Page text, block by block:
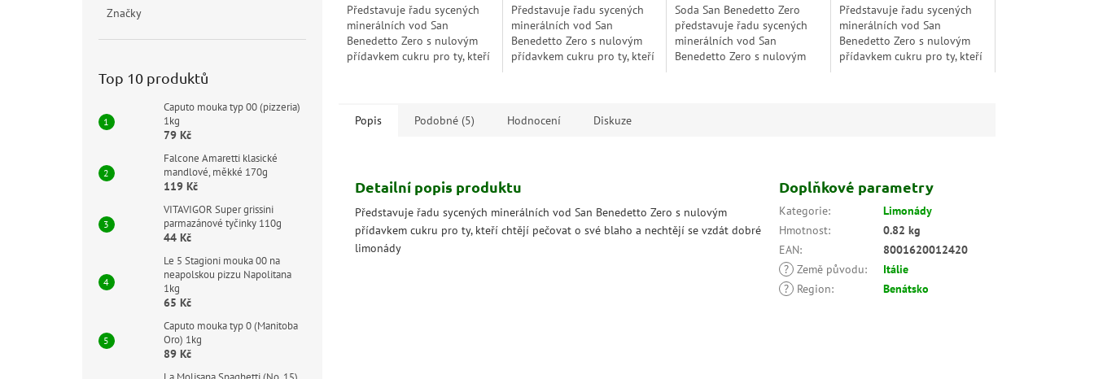
Značky
Top 10 produktů
Caputo mouka typ 00 (pizzeria)
1kg
79 Kč
Falcone Amaretti klasické
mandlové, měkké 170g
119 Kč
VITAVIGOR Super grissini
parmazánové tyčinky 110g
44 Kč
Le 5 Stagioni mouka 00 na
neapolskou pizzu Napolitana
1kg
65 Kč
Caputo mouka typ 0 (Manitoba
Oro) 1kg
89 Kč
Představuje řadu sycených
minerálních vod San
Benedetto Zero s nulovým
přídavkem cukru pro ty, kteří
Představuje řadu sycených
minerálních vod San
Benedetto Zero s nulovým
přídavkem cukru pro ty, kteří
Soda San Benedetto Zero
představuje řadu sycených
minerálních vod San
Benedetto Zero s nulovým
Představuje řadu sycených
minerálních vod San
Benedetto Zero s nulovým
přídavkem cukru pro ty, kteří
Popis
Podobné (5) Hodnocení Diskuze
Detailní popis produktu
Představuje řadu sycených minerálních vod San Benedetto Zero s nulovým
přídavkem cukru pro ty, kteří chtějí pečovat o své blaho a nechtějí se vzdát dobré
limonády
Doplňkové parametry
Kategorie:
Limonády
Hmotnost:
0.82 kg
EAN:
8001620012420
? Země původu:
Itálie
?
Region: Benátsko